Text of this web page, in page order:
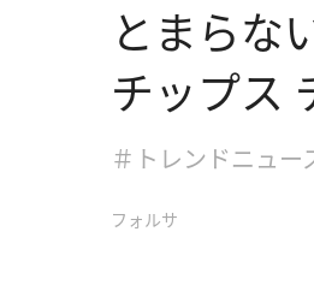
とまらな
チップス
＃トレンドニュー
フォルサ